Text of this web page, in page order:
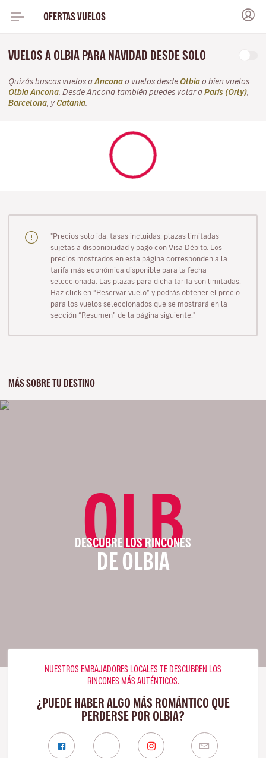
OFERTAS VUELOS
VUELOS A OLBIA PARA NAVIDAD DESDE SOLO
Quizás buscas vuelos a Ancona o vuelos desde Olbia o bien vuelos
Olbia Ancona . Desde Ancona también puedes volar a París (Orly)
Barcelona , y Catania
"Precios solo ida, tasas incluidas, plazas limitadas
sujetas a disponibilidad y pago con Visa Débito. Los
precios mostrados en esta página corresponden a la
tarifa más económica disponible para la fecha
seleccionada. Las plazas para dicha tarifa son limitadas.
Haz click en “Reservar vuelo” y podrás obtener el precio
para los vuelos seleccionados que se mostrará en la
sección “Resumen” de la página siguiente."
MÁS SOBRE TU DESTINO
OLB
DESCUBRE LOS RINCONES
DE OLBIA
NUESTROS EMBAJADORES LOCALES TE DESCUBREN LOS
RINCONES MÁS AUTÉNTICOS.
¿PUEDE HABER ALGO MÁS ROMÁNTICO QUE
PERDERSE POR OLBIA?